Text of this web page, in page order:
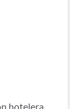
hotelera,